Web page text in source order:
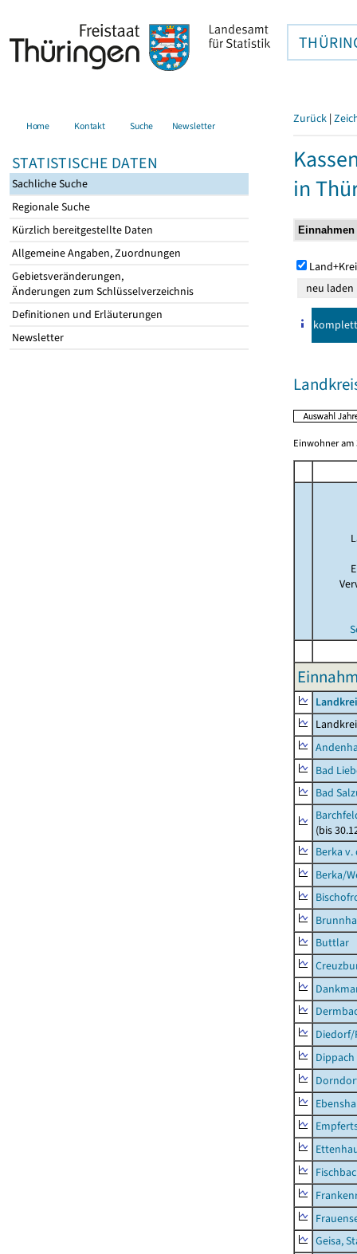
Home Kontakt Suche Newsletter
STATISTISCHE DATEN
Sachliche Suche
Regionale Suche
Kürzlich bereitgestellte Daten
Allgemeine Angaben, Zuordnungen
Gebietsveränderungen,
Änderungen zum Schlüsselverzeichnis
Definitionen und Erläuterungen
Newsletter
Zurück |
in
komplett
Einwohner am
Bad
Bad
(bis
Berka v.
Berka/
Buttlar
Dippach
Geisa,